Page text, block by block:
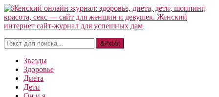
Звезды
Здоровье
Диета
Дети